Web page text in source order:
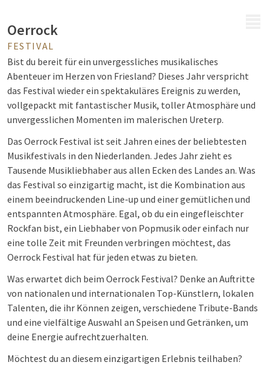
Oerrock
FESTIVAL
Bist du bereit für ein unvergessliches musikalisches
Abenteuer im Herzen von Friesland? Dieses Jahr verspricht
das Festival wieder ein spektakuläres Ereignis zu werden,
vollgepackt mit fantastischer Musik, toller Atmosphäre und
unvergesslichen Momenten im malerischen Ureterp.
Das Oerrock Festival ist seit Jahren eines der beliebtesten
Musikfestivals in den Niederlanden. Jedes Jahr zieht es
Tausende Musikliebhaber aus allen Ecken des Landes an. Was
das Festival so einzigartig macht, ist die Kombination aus
einem beeindruckenden Line-up und einer gemütlichen und
entspannten Atmosphäre. Egal, ob du ein eingefleischter
Rockfan bist, ein Liebhaber von Popmusik oder einfach nur
eine tolle Zeit mit Freunden verbringen möchtest, das
Oerrock Festival hat für jeden etwas zu bieten.
Was erwartet dich beim Oerrock Festival? Denke an Auftritte
von nationalen und internationalen Top-Künstlern, lokalen
Talenten, die ihr Können zeigen, verschiedene Tribute-Bands
und eine vielfältige Auswahl an Speisen und Getränken, um
deine Energie aufrechtzuerhalten.
Möchtest du an diesem einzigartigen Erlebnis teilhaben?